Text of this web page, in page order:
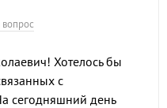
Хотелось бы
с
сегодняшний день